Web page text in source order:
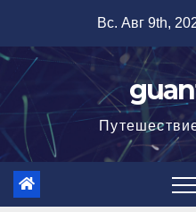
содержимому
Вс. Авг 9th,